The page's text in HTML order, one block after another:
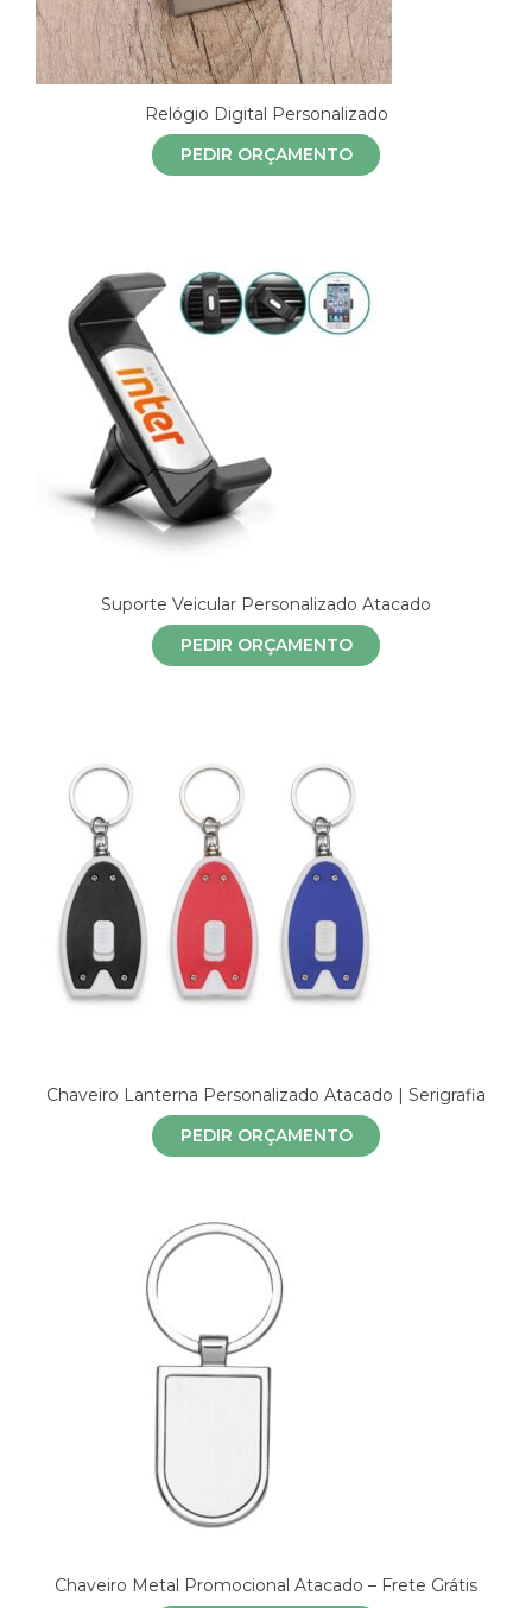
Relógio Digital Personalizado
PEDIR ORÇAMENTO
Suporte Veicular Personalizado Atacado
PEDIR ORÇAMENTO
Chaveiro Lanterna Personalizado Atacado | Serigrafia
PEDIR ORÇAMENTO
Chaveiro Metal Promocional Atacado – Frete Grátis